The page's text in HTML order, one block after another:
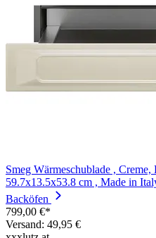
Smeg Wärmeschublade ,
59.7x13.5x53.8 cm , Made in
Backöfen
799,00 €*
Versand: 49,95 €